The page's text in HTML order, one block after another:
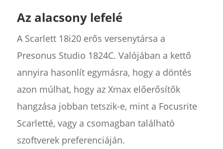
Az alacsony lefelé
A Scarlett 18i20 erős versenytársa a
Presonus Studio 1824C. Valójában a kettő
annyira hasonlít egymásra, hogy a döntés
azon múlhat, hogy az Xmax előerősítők
hangzása jobban tetszik-e, mint a Focusrite
Scarletté, vagy a csomagban található
szoftverek preferenciáján.